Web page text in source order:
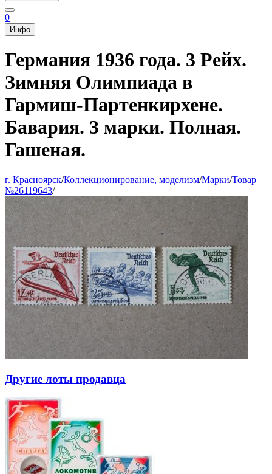
0
Инфо
Германия 1936 года. 3 Рейх.
Зимняя Олимпиада в
Гармиш-Партенкирхене.
Бавария. 3 марки. Полная.
Гашеная.
г. Красноярск/Коллекционирование, моделизм/Марки/Товар
№26119643/
Другие лоты продавца